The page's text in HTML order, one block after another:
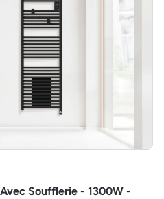
Soufflerie - 1300W -